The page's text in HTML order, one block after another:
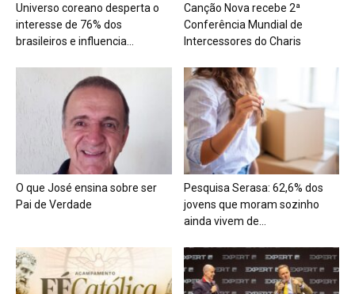
Universo coreano desperta o
interesse de 76% dos
brasileiros e influencia...
Canção Nova recebe 2ª
Conferência Mundial de
Intercessores do Charis
O que José ensina sobre ser
Pai de Verdade
Pesquisa Serasa: 62,6% dos
jovens que moram sozinho
ainda vivem de...